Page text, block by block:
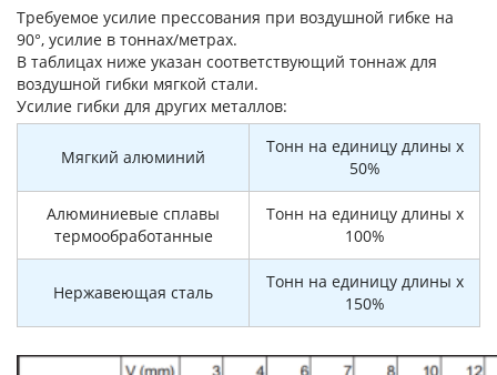
Требуемое усилие прессования при воздушной гибке на
90°, усилие в тоннах/метрах.
В таблицах ниже указан соответствующий тоннаж для
воздушной гибки мягкой стали.
Усилие гибки для других металлов:
Мягкий алюминий
Тонн на единицу длины x
50%
Алюминиевые сплавы
термообработанные
Тонн на единицу длины x
100%
Нержавеющая сталь
Тонн на единицу длины x
150%